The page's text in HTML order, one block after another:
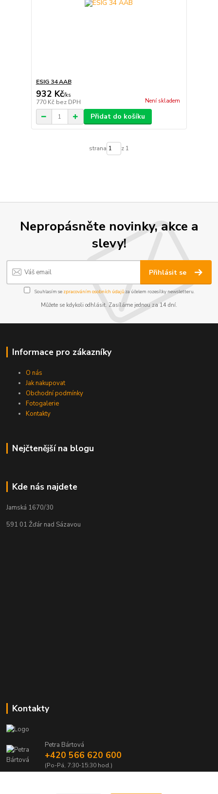
ESIG 34 AAB
932 Kč/ks
770 Kč bez DPH Není skladem
Přidat do košíku
strana z 1
Nepropásněte novinky, akce a
slevy!
Přihlásit se
Souhlasím se zpracováním osobních údajůza účelem rozesílky newsletteru.
Můžete se kdykoli odhlásit. Zasíláme jednou za 14 dní.
Informace pro zákazníky
O nás
Jak nakupovat
Obchodní podmínky
Fotogalerie
Kontakty
Nejčtenější na blogu
Kde nás najdete
Jamská 1670/30
591 01 Žďár nad Sázavou
Kontakty
Petra Bártová
+420 566 620 600
(Po-Pá, 7:30-15:30 hod.)